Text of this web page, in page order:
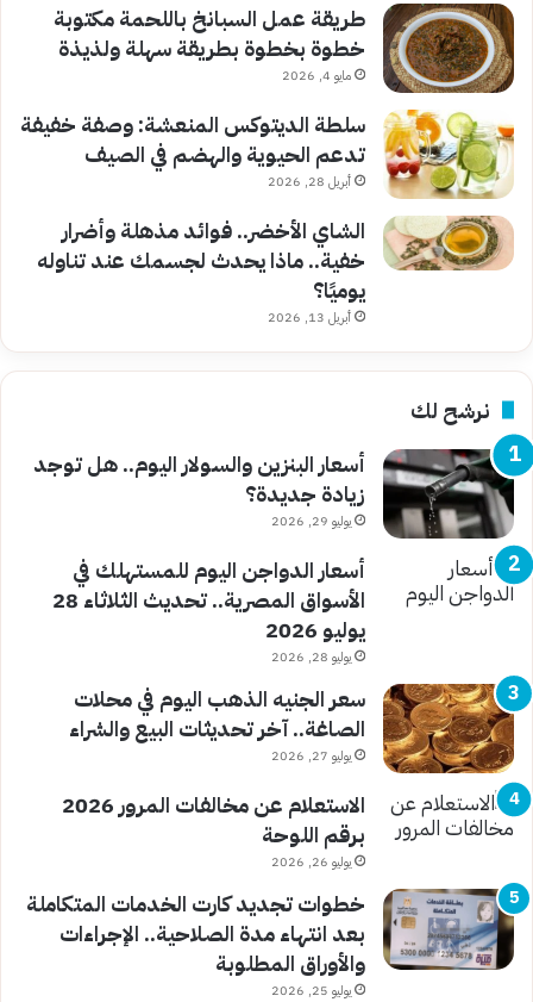
طريقة عمل السبانخ باللحمة مكتوبة
خطوة بخطوة بطريقة سهلة ولذيذة
مايو 4, 2026
سلطة الديتوكس المنعشة: وصفة خفيفة
تدعم الحيوية والهضم في الصيف
أبريل 28, 2026
الشاي الأخضر.. فوائد مذهلة وأضرار
خفية.. ماذا يحدث لجسمك عند تناوله
يوميًا؟
أبريل 13, 2026
نرشح لك
أسعار البنزين والسولار اليوم.. هل توجد
زيادة جديدة؟
يوليو 29, 2026
أسعار الدواجن اليوم للمستهلك في
الأسواق المصرية.. تحديث الثلاثاء 28
يوليو 2026
يوليو 28, 2026
سعر الجنيه الذهب اليوم في محلات
الصاغة.. آخر تحديثات البيع والشراء
يوليو 27, 2026
الاستعلام عن مخالفات المرور 2026
برقم اللوحة
يوليو 26, 2026
خطوات تجديد كارت الخدمات المتكاملة
بعد انتهاء مدة الصلاحية.. الإجراءات
والأوراق المطلوبة
يوليو 25, 2026